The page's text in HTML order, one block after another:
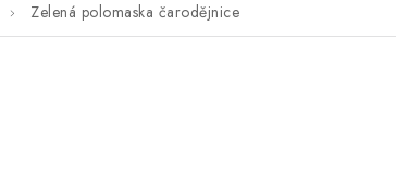
Zelená polomaska čarodějnice